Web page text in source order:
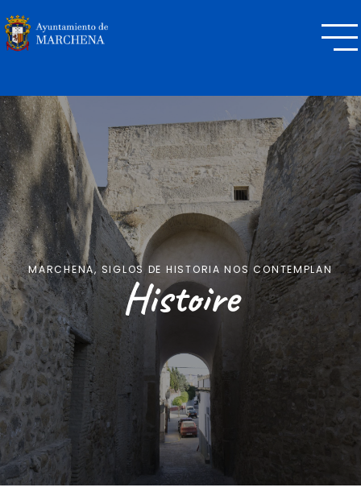
to
content
Inicio Menu
MARCHENA, SIGLOS DE HISTORIA NOS CONTEMPLAN
Histoire